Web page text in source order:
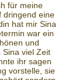
für meine
dringend eine
hat mir Sina
war ein
und
Sina viel Zeit
ihr sagen
vorstelle, sie